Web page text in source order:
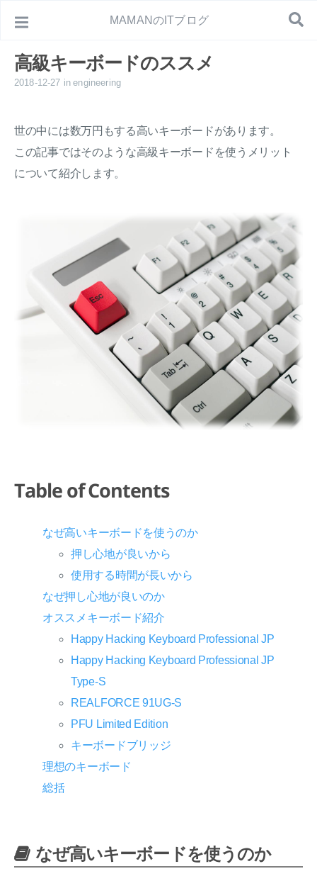
MAMANのITブログ
高級キーボードのススメ
2018-12-27 in engineering
世の中には数万円もする高いキーボードがあります。
この記事ではそのような高級キーボードを使うメリット
について紹介します。
Table of Contents
なぜ高いキーボードを使うのか
押し心地が良いから
使用する時間が長いから
なぜ押し心地が良いのか
オススメキーボード紹介
Happy Hacking Keyboard Professional JP
Happy Hacking Keyboard Professional JP
Type-S
REALFORCE 91UG-S
PFU Limited Edition
キーボードブリッジ
理想のキーボード
総括
なぜ高いキーボードを使うのか